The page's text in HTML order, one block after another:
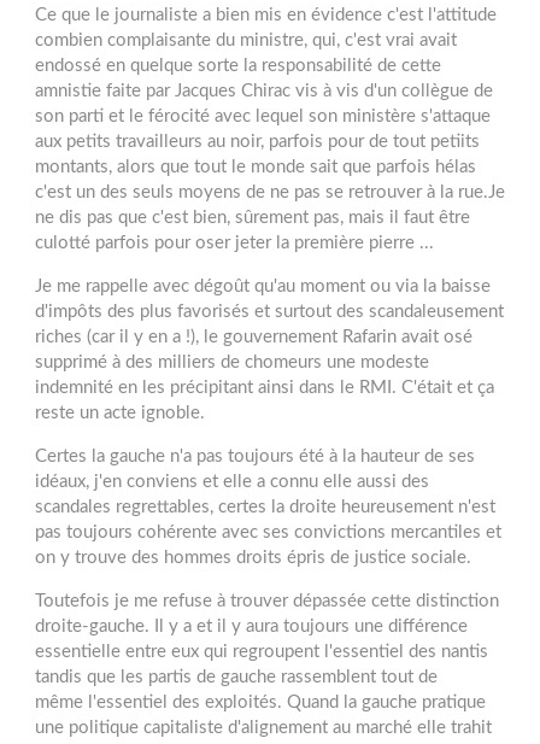
Ce que le journaliste a bien mis en évidence c'est l'attitude
combien complaisante du ministre, qui, c'est vrai avait
endossé en quelque sorte la responsabilité de cette
amnistie faite par Jacques Chirac vis à vis d'un collègue de
son parti et le férocité avec lequel son ministère s'attaque
aux petits travailleurs au noir, parfois pour de tout petiits
montants, alors que tout le monde sait que parfois hélas
c'est un des seuls moyens de ne pas se retrouver à la rue.Je
ne dis pas que c'est bien, sûrement pas, mais il faut être
culotté parfois pour oser jeter la première pierre ...
Je me rappelle avec dégoût qu'au moment ou via la baisse
d'impôts des plus favorisés et surtout des scandaleusement
riches (car il y en a !), le gouvernement Rafarin avait osé
supprimé à des milliers de chomeurs une modeste
indemnité en les précipitant ainsi dans le RMI. C'était et ça
reste un acte ignoble.
Certes la gauche n'a pas toujours été à la hauteur de ses
idéaux, j'en conviens et elle a connu elle aussi des
scandales regrettables, certes la droite heureusement n'est
pas toujours cohérente avec ses convictions mercantiles et
on y trouve des hommes droits épris de justice sociale.
Toutefois je me refuse à trouver dépassée cette distinction
droite-gauche. Il y a et il y aura toujours une différence
essentielle entre eux qui regroupent l'essentiel des nantis
tandis que les partis de gauche rassemblent tout de
même l'essentiel des exploités. Quand la gauche pratique
une politique capitaliste d'alignement au marché elle trahit